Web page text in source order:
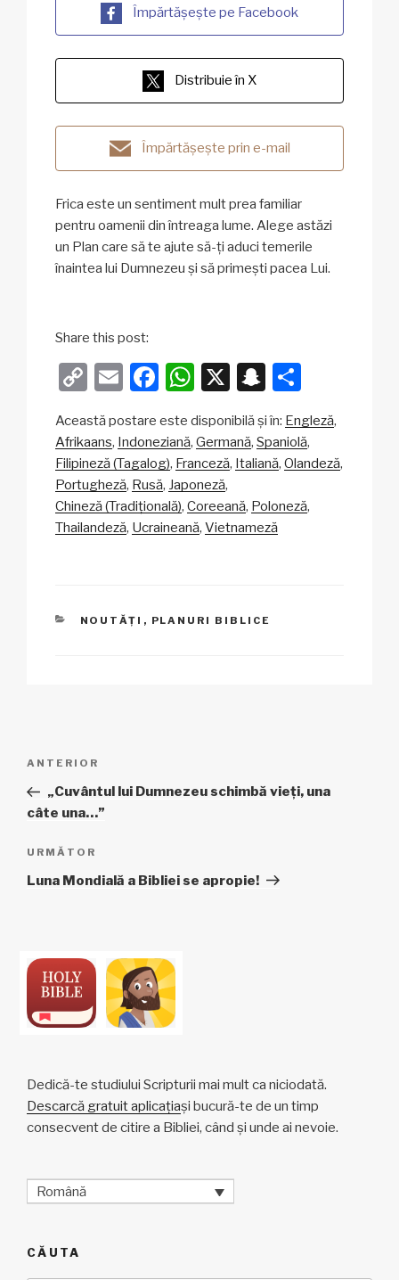
Împărtășește pe Facebook
Distribuie în X
Împărtășește prin e-mail
Frica este un sentiment mult prea familiar
pentru oamenii din întreaga lume. Alege astăzi
un Plan care să te ajute să-ți aduci temerile
înaintea lui Dumnezeu și să primești pacea Lui.
Share this post:
C
p
y
Li
n
E
ail
F
c
e
b
o
W
at
s
A
p
X
S
a
p
h
ta
je
ă
Această postare este disponibilă și în: Engleză
Afrikaans Indoneziană Germană Spaniolă
Filipineză (Tagalog) Franceză Italiană Olandeză
Portugheză Rusă Japoneză
Chineză (Tradițională) Coreeană Poloneză
Thailandeză Ucraineană Vietnameză
CATEGORII
NOUTĂȚI , PLANURI BIBLICE
articole
Articol
anterior
ANTERIOR
„Cuvântul lui Dumnezeu schimbă vieți, una
câte una…”
Articolul
următor
URMĂTOR
Luna Mondială a Bibliei se apropie!
Dedică-te studiului Scripturii mai mult ca niciodată.
Descarcă gratuit aplicațiași bucură-te de un timp
consecvent de citire a Bibliei, când și unde ai nevoie.
Română
CĂUTA